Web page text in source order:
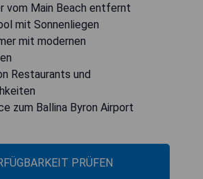
vom Main Beach entfernt
mit Sonnenliegen
mit modernen
Restaurants und
zum Ballina Byron Airport
PRÜFEN